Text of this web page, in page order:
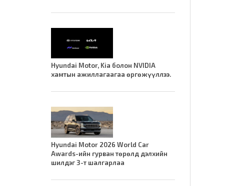
Hyundai Motor, Kia болон NVIDIA
хамтын ажиллагаагаа өргөжүүллээ.
Hyundai Motor 2026 World Car
Awards-ийн гурван төрөлд дэлхийн
шилдэг 3-т шалгарлаа